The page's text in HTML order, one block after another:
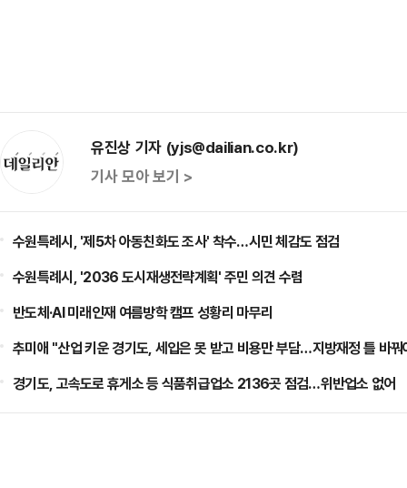
유진상 기자 (yjs@dailian.co.kr)
기사 모아 보기 >
수원특례시, '제5차 아동친화도 조사' 착수…시민 체감도 점검
수원특례시, '2036 도시재생전략계획' 주민 의견 수렴
반도체·AI 미래인재 여름방학 캠프 성황리 마무리
추미애 "산업 키운 경기도, 세입은 못 받고 비용만 부담…지방재정 틀 바
경기도, 고속도로 휴게소 등 식품취급업소 2136곳 점검…위반업소 없어